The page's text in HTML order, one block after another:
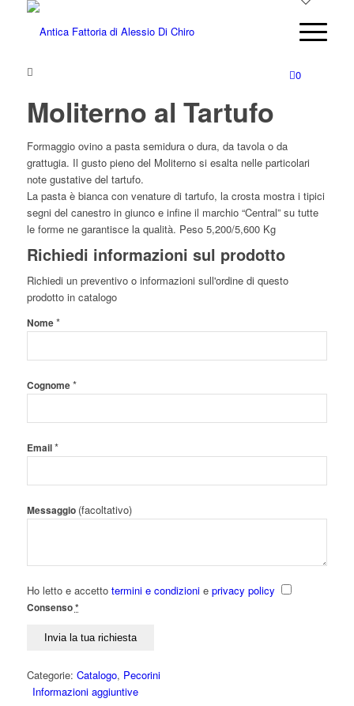
0
Moliterno al Tartufo
Formaggio ovino a pasta semidura o dura, da tavola o da
grattugia. Il gusto pieno del Moliterno si esalta nelle particolari
note gustative del tartufo.
La pasta è bianca con venature di tartufo, la crosta mostra i tipici
segni del canestro in giunco e infine il marchio “Central” su tutte
le forme ne garantisce la qualità. Peso 5,200/5,600 Kg
Richiedi informazioni sul prodotto
Richiedi un preventivo o informazioni sull'ordine di questo
prodotto in catalogo
Nome*
Cognome*
Email*
Messaggio (facoltativo)
Ho letto e accetto termini e condizionie privacy policy
Consenso*
Categorie: Catalogo, Pecorini
Informazioni aggiuntive